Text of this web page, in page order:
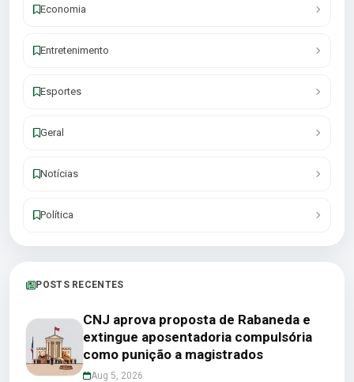
Economia
Entretenimento
Esportes
Geral
Notícias
Política
POSTS RECENTES
CNJ aprova proposta de Rabaneda e
extingue aposentadoria compulsória
como punição a magistrados
Aug 5, 2026